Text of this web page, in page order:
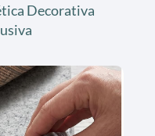
Decorativa